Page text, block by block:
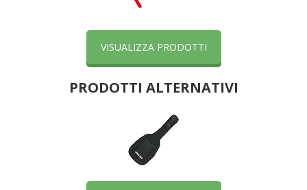
VISUALIZZA PRODOTTI
PRODOTTI ALTERNATIVI